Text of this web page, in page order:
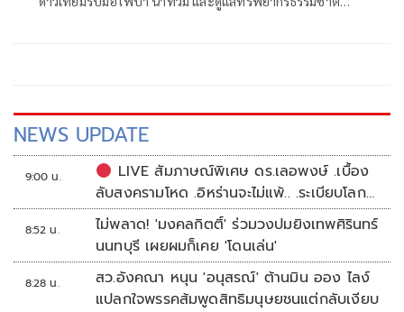
NEWS UPDATE
9:00 น.
LIVE สัมภาษณ์พิเศษ ดร.เลอพงษ์ .เบื้อง
ลับสงครามโหด .อิหร่านจะไม่แพ้.. .ระเบียบโลก
ใหม่ในตะวันออกกลาง…. | อิสรภาพแห่งความ
คิด กับ..สำราญ รอดเพชร
8:52 น.
ไม่พลาด! 'มงคลกิตติ์' ร่วมวงปมยิงเทพศิรินทร์
นนทบุรี เผยผมก็เคย 'โดนเล่น'
8:28 น.
สว.อังคณา หนุน 'อนุสรณ์' ต้านมิน ออง ไลง์
แปลกใจพรรคส้มพูดสิทธิมนุษยชนแต่กลับเงียบ